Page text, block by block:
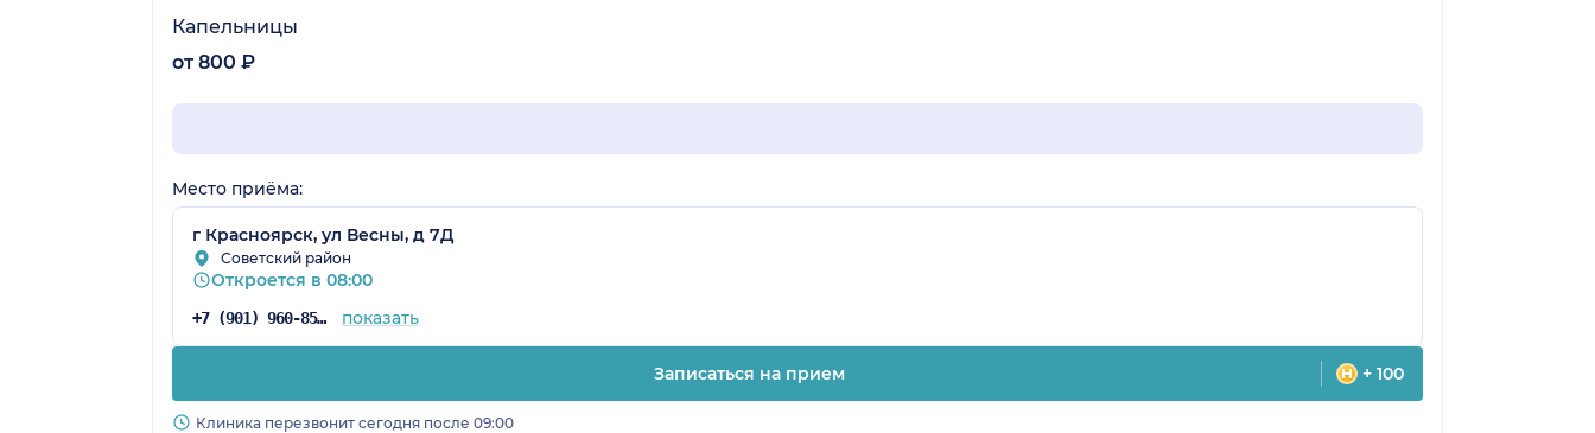
Капельницы
от 800 ₽
Место приёма:
г Красноярск, ул Весны, д 7Д
Советский район
Откроется в 08:00
+7 (901) 960-85-97 показать
Записаться на прием + 100
Клиника перезвонит сегодня после 09:00